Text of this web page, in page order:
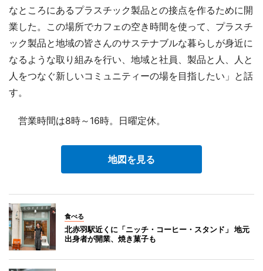
なところにあるプラスチック製品との接点を作るために開
業した。この場所でカフェの空き時間を使って、プラスチ
ック製品と地域の皆さんのサステナブルな暮らしが身近に
なるような取り組みを行い、地域と社員、製品と人、人と
人をつなぐ新しいコミュニティーの場を目指したい」と話
す。
営業時間は8時～16時。日曜定休。
地図を見る
食べる
北赤羽駅近くに「ニッチ・コーヒー・スタンド」 地元
出身者が開業、焼き菓子も